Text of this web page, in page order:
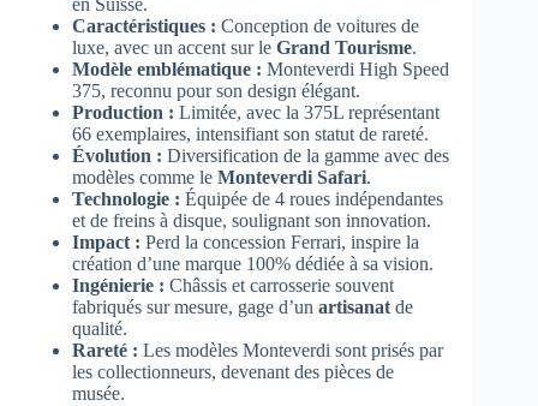
en Suisse.
Caractéristiques : Conception de voitures de
luxe, avec un accent sur le Grand Tourisme.
Modèle emblématique : Monteverdi High Speed
375, reconnu pour son design élégant.
Production : Limitée, avec la 375L représentant
66 exemplaires, intensifiant son statut de rareté.
Évolution : Diversification de la gamme avec des
modèles comme le Monteverdi Safari.
Technologie : Équipée de 4 roues indépendantes
et de freins à disque, soulignant son innovation.
Impact : Perd la concession Ferrari, inspire la
création d’une marque 100% dédiée à sa vision.
Ingénierie : Châssis et carrosserie souvent
fabriqués sur mesure, gage d’un artisanatde
qualité.
Rareté : Les modèles Monteverdi sont prisés par
les collectionneurs, devenant des pièces de
musée.